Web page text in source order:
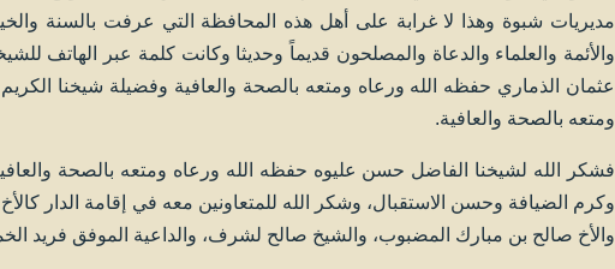
مديريات شبوة وهذا لا غرابة على أهل هذه المحافظة التي عرفت بالسنة
والأئمة والعلماء والدعاة والمصلحون قديماً وحديثا وكانت كلمة عبر الهاتف
عثمان الذماري حفظه الله ورعاه ومتعه بالصحة والعافية وفضيلة شيخنا
ومتعه بالصحة والعافية.
فشكر الله لشيخنا الفاضل حسن عليوه حفظه الله ورعاه ومتعه بالصحة
وكرم الضيافة وحسن الاستقبال، وشكر الله للمتعاونين معه في إقامة الدار
والأخ صالح بن مبارك المضبوب، والشيخ صالح لشرف، والداعية الموفق فريد